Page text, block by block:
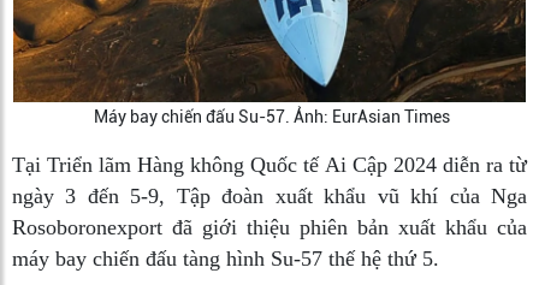
Máy bay chiến đấu Su-57. Ảnh: EurAsian Times
Tại Triển lãm Hàng không Quốc tế Ai Cập 2024 diễn ra từ
ngày 3 đến 5-9, Tập đoàn xuất khẩu vũ khí của Nga
Rosoboronexport đã giới thiệu phiên bản xuất khẩu của
máy bay chiến đấu tàng hình Su-57 thế hệ thứ 5.